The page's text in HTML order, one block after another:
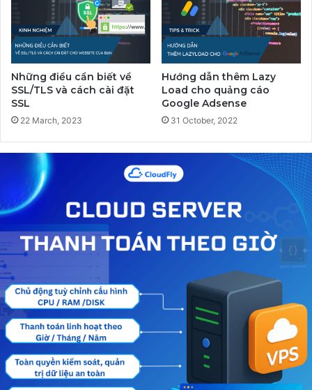
Những điều cần biết về
SSL/TLS và cách cài đặt
SSL
22 March, 2023
Hướng dẫn thêm Lazy
Load cho quảng cáo
Google Adsense
31 October, 2022